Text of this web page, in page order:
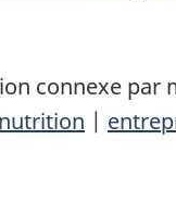
connexe par
|